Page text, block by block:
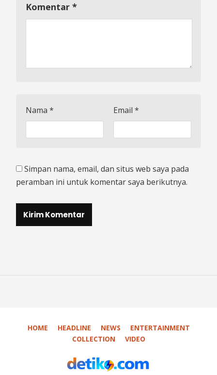
Komentar *
Nama * Email *
Simpan nama, email, dan situs web saya pada
peramban ini untuk komentar saya berikutnya.
HOME HEADLINE NEWS
ENTERTAINMENT
COLLECTION
VIDEO